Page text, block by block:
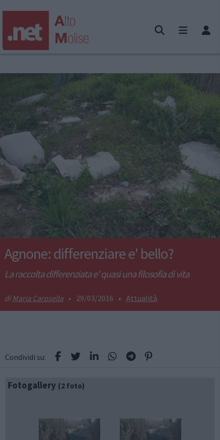
Agnone: differenziare e' bello?
La raccolta differenziata e' quasi una filosofia di vita
Maria Carosella • 29/03/2016 • Attualità
Condividi su:
Fotogallery (2 foto)